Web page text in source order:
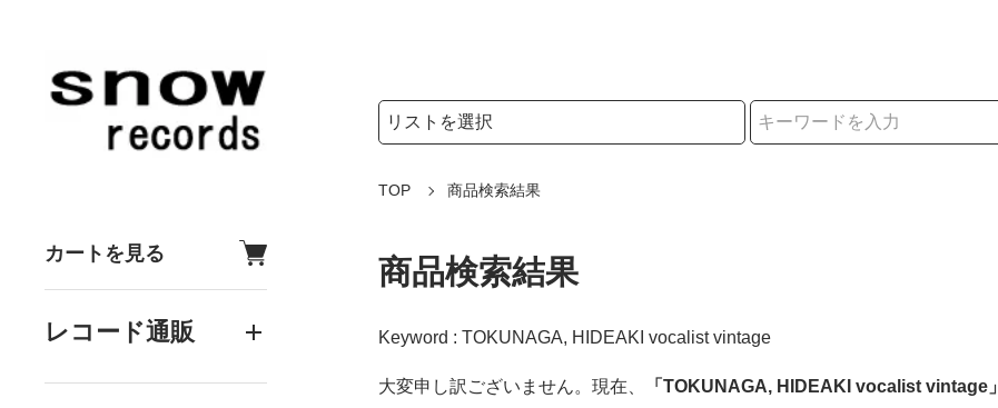
カートを見る
レコード通販
検索リストの選択
TOP 商品検索結果
商品検索結果
Keyword : TOKUNAGA, HIDEAKI vocalist vintage
大変申し訳ございません。現在、 「TOKUNAGA, HIDEAKI vocalist vintage」